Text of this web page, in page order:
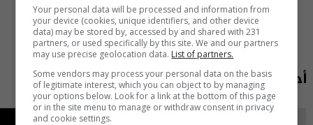
أحدث الحلقات
Your personal data will be processed and information from
your device (cookies, unique identifiers, and other device
data) may be stored by, accessed by and shared with 231
partners, or used specifically by this site. We and our partners
may use precise geolocation data. List of partners.
Some vendors may process your personal data on the basis
of legitimate interest, which you can object to by managing
your options below. Look for a link at the bottom of this page
or in the site menu to manage or withdraw consent in privacy
and cookie settings.